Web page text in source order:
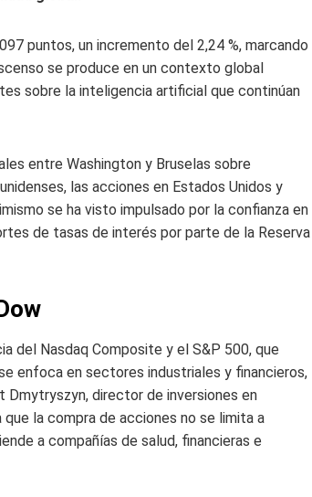
puntos, un incremento del 2,24 %, marcando
se produce en un contexto global
sobre la inteligencia artificial que continúan
entre Washington y Bruselas sobre
las acciones en Estados Unidos y
se ha visto impulsado por la confianza en
de tasas de interés por parte de la Reserva
del Nasdaq Composite y el S&P 500, que
enfoca en sectores industriales y financieros,
director de inversiones en
la compra de acciones no se limita a
a compañías de salud, financieras e